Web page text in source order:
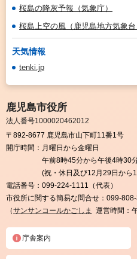
桜島の降灰予報（気象庁）
桜島上空の風（鹿児島地方気象台
天気情報
tenki.jp
鹿児島市役所
法人番号1000020462012
〒892-8677 鹿児島市山下町11番1号
開庁時間： 月曜日から金曜日
午前8時45分から午後4時30
(祝・休日及び12月29日から
電話番号： 099-224-1111（代表）
市役所に関する簡易な問合せ： 099-
（サンサンコールかごしま 運営時間：
庁舎案内